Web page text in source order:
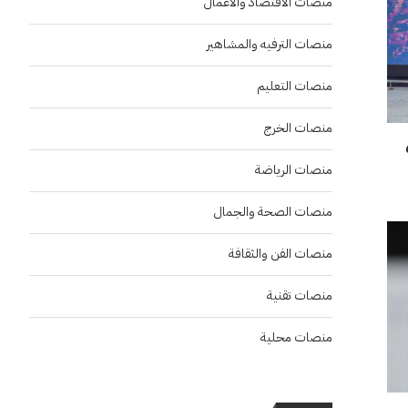
6
منصات الترفيه والمشاهير
منصات التعليم
منصات الخرج
منصات الرياضة
منصات الصحة والجمال
منصات الفن والثقافة
منصات تقنية
منصات محلية